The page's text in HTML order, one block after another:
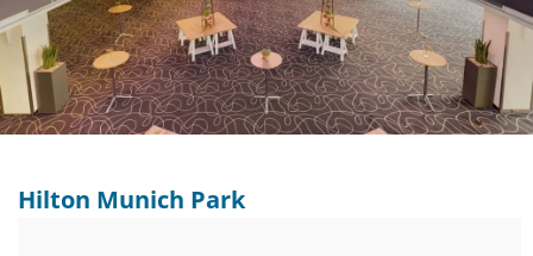
Hilton Munich Park